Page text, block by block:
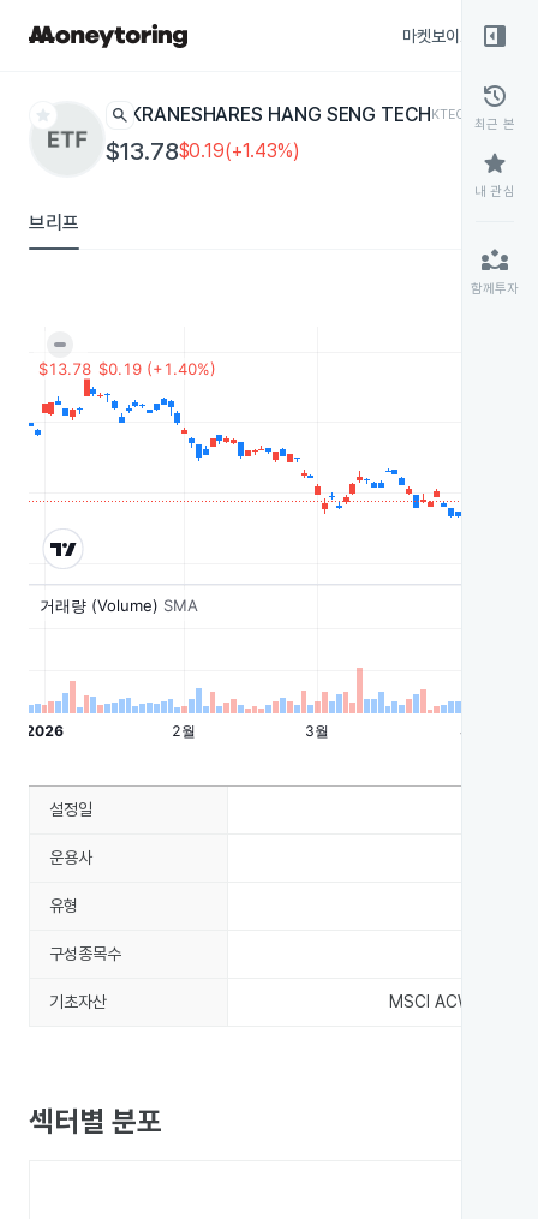
마켓보이스
star search KRANESHARES HANG SENG TECHKTEC ETF
$13.78$0.19(+1.43%)
브리프
right_panel_open
history
최근 본
star
내 관심
partner_exchange
함께투자